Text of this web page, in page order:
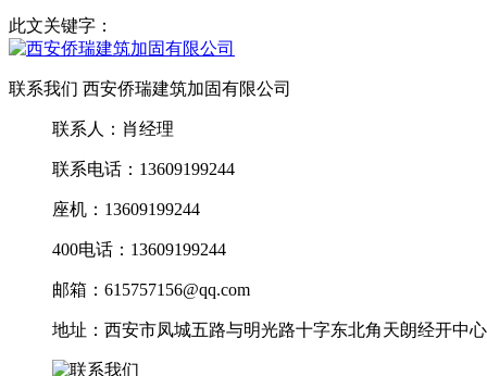
此文关键字：
联系我们 西安侨瑞建筑加固有限公司
联系人：肖经理
联系电话：13609199244
座机：13609199244
400电话：13609199244
邮箱：615757156@qq.com
地址：西安市凤城五路与明光路十字东北角天朗经开中